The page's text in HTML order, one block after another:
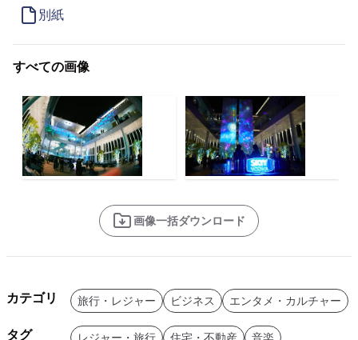
別紙
すべての画像
画像一括ダウンロード
カテゴリ 旅行・レジャー ビジネス エンタメ・カルチャー
タグ レジャー・旅行 住宅・不動産 音楽